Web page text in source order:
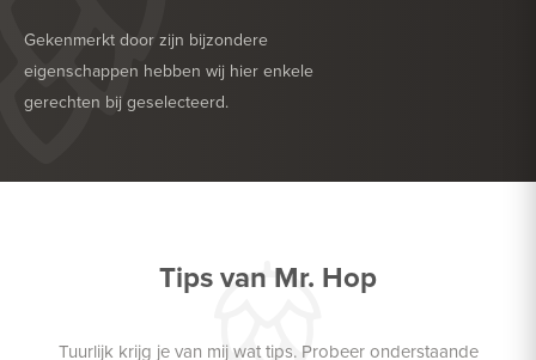
Gekenmerkt door zijn bijzondere
eigenschappen hebben wij hier enkele
gerechten bij geselecteerd.
HEERLIJK BIJ
Tips van Mr. Hop
Tuurlijk krijg je van mij wat tips. Probeer onderstaande